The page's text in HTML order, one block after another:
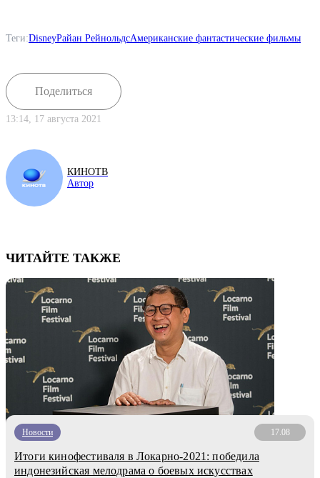
Теги:DisneyРайан РейнольдсАмериканские фантастические фильмы
Поделиться
13:14, 17 августа 2021
КИНОТВ
Автор
ЧИТАЙТЕ ТАКЖЕ
Новости 17.08
Итоги кинофестиваля в Локарно-2021: победила
индонезийская мелодрама о боевых искусствах